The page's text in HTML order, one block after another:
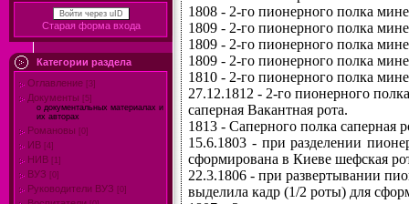
Войти через uID
Старая форма входа
Категории раздела
Оглавление
[3]
Документы
[5]
о документальных материалах и
их авторах
Романовы [0]
ИВ [4]
НИВ [1]
ВУЗ [0]
Руководители ВУЗ [0]
1808 - 2-го пионерного полка
1809 - 2-го пионерного полка
1809 - 2-го пионерного полка
1809 - 2-го пионерного полка
1810 - 2-го пионерного полка
27.12.1812 - 2-го пионерного
саперная Вакантная рота.
1813 - Саперного полка саперная
15.6.1803 - при разделении
сформирована в Киеве шефская
22.3.1806 - при развертывании
выделила кадр (1/2 роты) для